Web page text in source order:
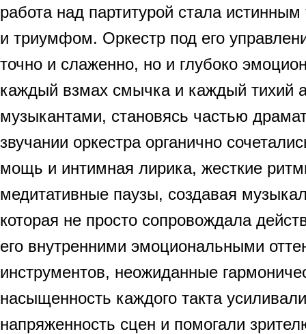
работа над партитурой стала
и триумфом. Оркестр под его
точно и слаженно, но и глубоко
каждый взмах смычка и каждый тихий
музыкантами, становясь частью
звучании оркестра органично
мощь и интимная лирика, жесткие
медитативные паузы, создавая
которая не просто сопровождала
его внутренними эмоциональными
инструментов, неожиданные
насыщенность каждого такта
напряженность сцен и помогали